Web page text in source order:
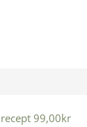
99,00kr